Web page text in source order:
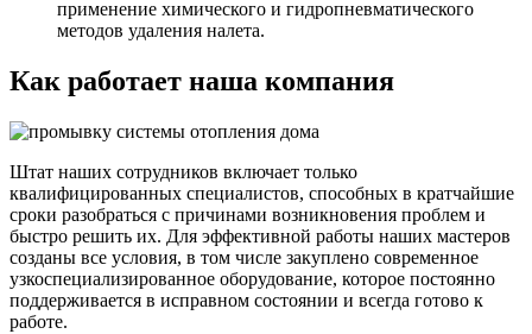
применение химического и гидропневматического
методов удаления налета.
Как работает наша компания
Штат наших сотрудников включает только
квалифицированных специалистов, способных в кратчайшие
сроки разобраться с причинами возникновения проблем и
быстро решить их. Для эффективной работы наших мастеров
созданы все условия, в том числе закуплено современное
узкоспециализированное оборудование, которое постоянно
поддерживается в исправном состоянии и всегда готово к
работе.